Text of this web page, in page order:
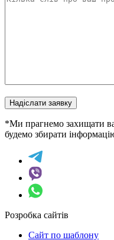
Надіслати заявку
*Ми прагнемо захищати
будемо збирати
Розробка сайтів
Сайт по шаблону